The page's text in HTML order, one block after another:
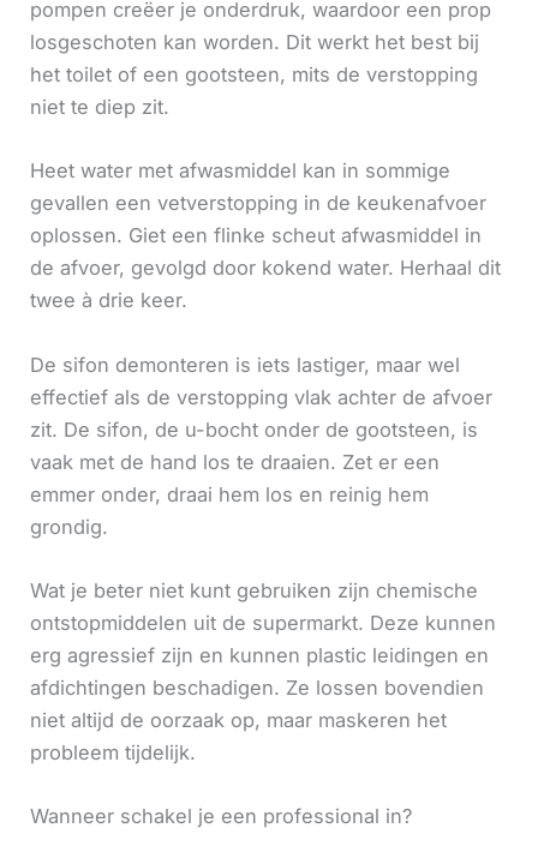
pompen creëer je onderdruk, waardoor een prop
losgeschoten kan worden. Dit werkt het best bij
het toilet of een gootsteen, mits de verstopping
niet te diep zit.
Heet water met afwasmiddel kan in sommige
gevallen een vetverstopping in de keukenafvoer
oplossen. Giet een flinke scheut afwasmiddel in
de afvoer, gevolgd door kokend water. Herhaal dit
twee à drie keer.
De sifon demonteren is iets lastiger, maar wel
effectief als de verstopping vlak achter de afvoer
zit. De sifon, de u-bocht onder de gootsteen, is
vaak met de hand los te draaien. Zet er een
emmer onder, draai hem los en reinig hem
grondig.
Wat je beter niet kunt gebruiken zijn chemische
ontstopmiddelen uit de supermarkt. Deze kunnen
erg agressief zijn en kunnen plastic leidingen en
afdichtingen beschadigen. Ze lossen bovendien
niet altijd de oorzaak op, maar maskeren het
probleem tijdelijk.
Wanneer schakel je een professional in?